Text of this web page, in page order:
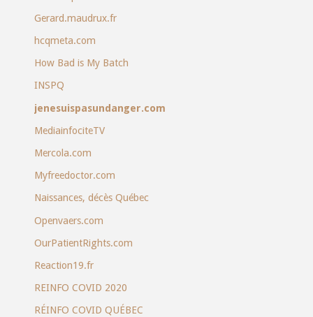
Gerard.maudrux.fr
hcqmeta.com
How Bad is My Batch
INSPQ
jenesuispasundanger.com
MediainfociteTV
Mercola.com
Myfreedoctor.com
Naissances, décès Québec
Openvaers.com
OurPatientRights.com
Reaction19.fr
REINFO COVID 2020
RÉINFO COVID QUÉBEC